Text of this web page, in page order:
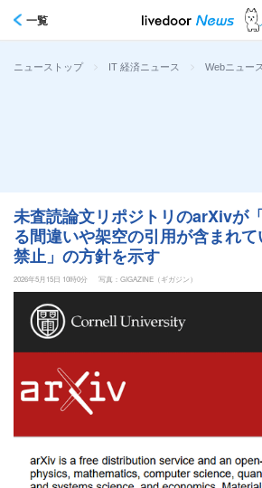
一覧
ニューストップ > IT 経済ニュース > Webニュース
未査読論文リポジトリのarXivが
る間違いや架空の引用が含まれ
禁止」の方針を示す
2026年5月15日 10時0分 写真：GIGAZINE（ギガジン）